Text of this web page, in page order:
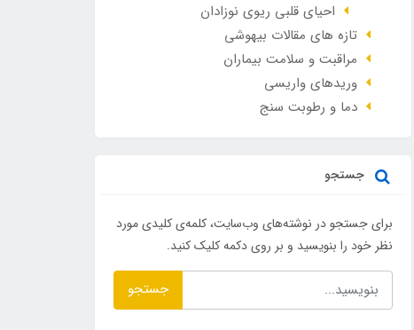
احیای قلبی ریوی نوزادان
تازه های مقالات بیهوشی
مراقبت و سلامت بیماران
وريدهاي واريسي
دما و رطوبت سنج
جستجو
برای جستجو در نوشته‌های وب‌سایت، کلمه‌ی کلیدی مورد
نظر خود را بنویسید و بر روی دکمه کلیک کنید.
جستجو